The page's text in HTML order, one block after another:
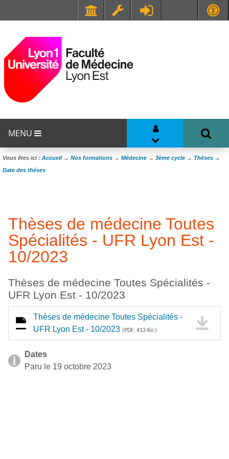
MENU
Vous êtes ici : Accueil→ Nos formations → Médecine → 3ème cycle → Thèses →
Date des thèses
Thèses de médecine Toutes
Spécialités - UFR Lyon Est -
10/2023
Thèses de médecine Toutes Spécialités -
UFR Lyon Est - 10/2023
Thèses de médecine Toutes Spécialités -
UFR Lyon Est - 10/2023 (PDF, 413 Ko )
Dates
Paru le 19 octobre 2023